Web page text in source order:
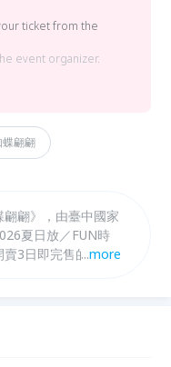
ticket from the
event organizer.
蝶翩翩
翩》，由臺中國家
夏日放／FUN時
3日即完售的驚人
...more